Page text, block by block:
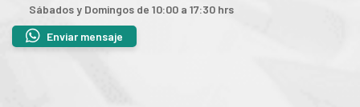
Sábados y Domingos de 10:00 a 17:30 hrs
Enviar mensaje